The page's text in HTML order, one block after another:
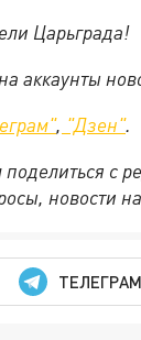
Царьграда!
аккаунты
, "Дзен".
поделиться с
новости
ТЕЛЕГРАМ